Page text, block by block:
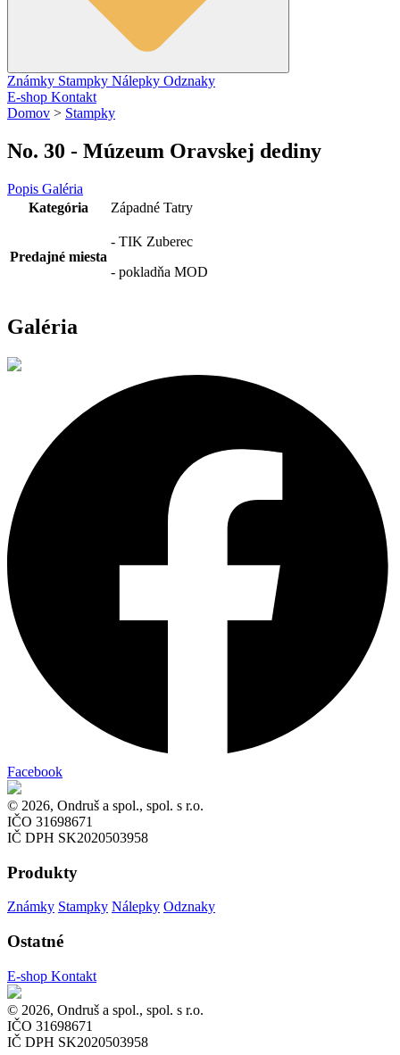
Známky Stampky Nálepky Odznaky
E-shop Kontakt
Domov > Stampky
No. 30 - Múzeum Oravskej dediny
Popis Galéria
Kategória
Západné Tatry
Predajné miesta
- TIK Zuberec
- pokladňa MOD
Galéria
Facebook
© 2026, Ondruš a spol., spol. s r.o.
IČO 31698671
IČ DPH SK2020503958
Produkty
Známky Stampky Nálepky Odznaky
Ostatné
E-shop Kontakt
© 2026, Ondruš a spol., spol. s r.o.
IČO 31698671
IČ DPH SK2020503958